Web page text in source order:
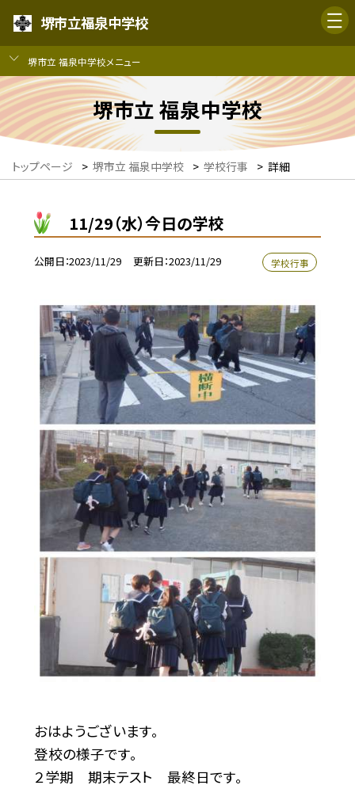
堺市立福泉中学校
堺市立 福泉中学校メニュー
堺市立 福泉中学校
トップページ > 堺市立 福泉中学校 > 学校行事 > 詳細
11/29（水）今日の学校
公開日 2023/11/29 更新日 2023/11/29 学校行事
おはようございます。
登校の様子です。
２学期 期末テスト 最終日です。